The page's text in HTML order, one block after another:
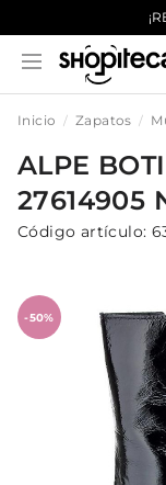
Inicio Zapatos
ALPE
27614905
Código artículo:
-50%